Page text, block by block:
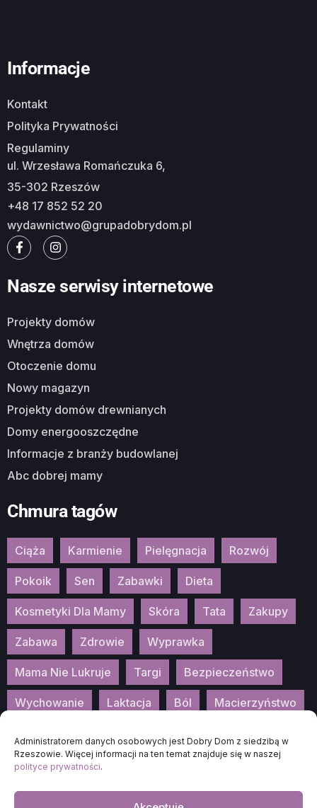
Administratorem danych osobowych jest Dobry Dom z siedzibą w
Rzeszowie. Więcej informacji na ten temat znajduje się w naszej
polityce prywatności.
Informacje
Kontakt
Polityka Prywatności
Regulaminy
ul. Wrzesława Romańczuka 6,
35-302 Rzeszów
+48 17 852 52 20
wydawnictwo@grupadobrydom.pl
Nasze serwisy internetowe
Projekty domów
Wnętrza domów
Otoczenie domu
Nowy magazyn
Projekty domów drewnianych
Domy energooszczędne
Informacje z branży budowlanej
Abc dobrej mamy
Chmura tagów
Ciąża Karmienie Pielęgnacja Rozwój
Pokoik Sen Zabawki Dieta
Kosmetyki Dla Mamy Skóra Tata Zakupy
Zabawa Zdrowie Wyprawka
Mama Nie Lukruje Targi Bezpieczeństwo
Wychowanie Laktacja Ból Macierzyństwo